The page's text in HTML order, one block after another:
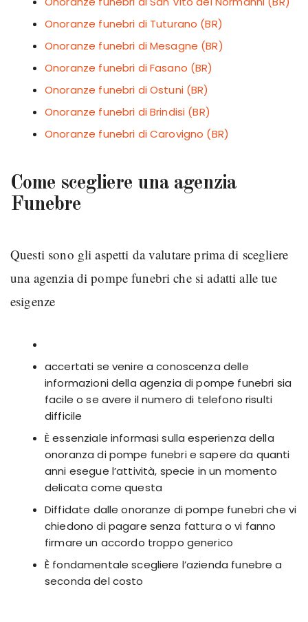
Onoranze funebri di Tuturano (BR)
Onoranze funebri di Mesagne (BR)
Onoranze funebri di Fasano (BR)
Onoranze funebri di Ostuni (BR)
Onoranze funebri di Brindisi (BR)
Onoranze funebri di Carovigno (BR)
Come scegliere una agenzia
Funebre
Questi sono gli aspetti da valutare prima di scegliere
una agenzia di pompe funebri che si adatti alle tue
esigenze
accertati se venire a conoscenza delle
informazioni della agenzia di pompe funebri sia
facile o se avere il numero di telefono risulti
difficile
È essenziale informasi sulla esperienza della
onoranza di pompe funebri e sapere da quanti
anni esegue l’attività, specie in un momento
delicata come questa
Diffidate dalle onoranze di pompe funebri che vi
chiedono di pagare senza fattura o vi fanno
firmare un accordo troppo generico
È fondamentale scegliere l’azienda funebre a
seconda del costo